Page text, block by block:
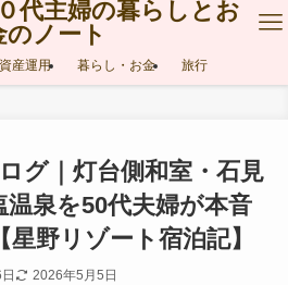
代主婦の暮らしとお
のノート
産運用 暮らし・お金 旅行
グ｜灯台側和室・石見
温泉を50代夫婦が本音
星野リゾート宿泊記】
2026年5月5日